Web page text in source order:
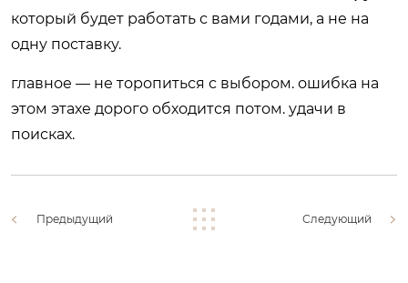
который будет работать с вами годами, а не на
одну поставку.
главное — не торопиться с выбором. ошибка на
этом этахе дорого обходится потом. удачи в
поисках.
Предыдущий Следующий